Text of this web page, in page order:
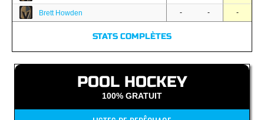
Brett Howden - - -
STATS COMPLÈTES
POOL HOCKEY
100% GRATUIT